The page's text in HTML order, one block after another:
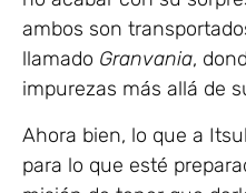
ambos son
llamado Granvania,
impurezas más allá de
Ahora bien, lo que a
para lo que esté